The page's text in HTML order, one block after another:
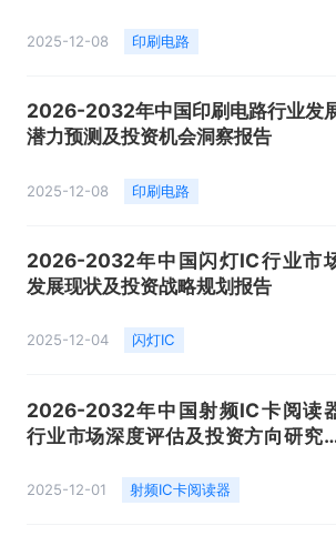
2025-12-08 印刷电路
2026-2032年中国印刷电路行业发
潜力预测及投资机会洞察报告
2025-12-08 印刷电路
2026-2032年中国闪灯IC行业市
发展现状及投资战略规划报告
2025-12-04 闪灯IC
2026-2032年中国射频IC卡阅读
行业市场深度评估及投资方向研究
2025-12-01 射频IC卡阅读器